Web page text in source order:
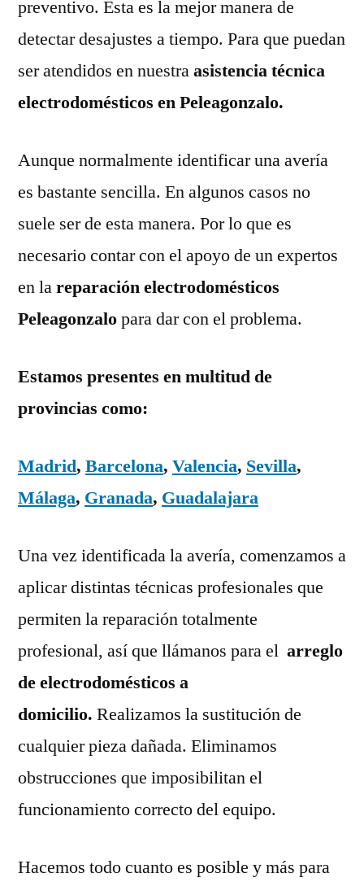
preventivo. Esta es la mejor manera de
detectar desajustes a tiempo. Para que puedan
ser atendidos en nuestraasistencia técnica
electrodomésticos en Peleagonzalo.
Aunque normalmente identificar una avería
es bastante sencilla. En algunos casos no
suele ser de esta manera. Por lo que es
necesario contar con el apoyo de un expertos
en lareparación electrodomésticos
Peleagonzalopara dar con el problema.
Estamos presentes en multitud de
provincias como:
Madrid, Barcelona, Valencia, Sevilla,
Málaga, Granada, Guadalajara
Una vez identificada la avería, comenzamos a
aplicar distintas técnicas profesionales que
permiten la reparación totalmente
profesional, así que llámanos para el arreglo
de electrodomésticos a
domicilio. Realizamos la sustitución de
cualquier pieza dañada. Eliminamos
obstrucciones que imposibilitan el
funcionamiento correcto del equipo.
Hacemos todo cuanto es posible y más para